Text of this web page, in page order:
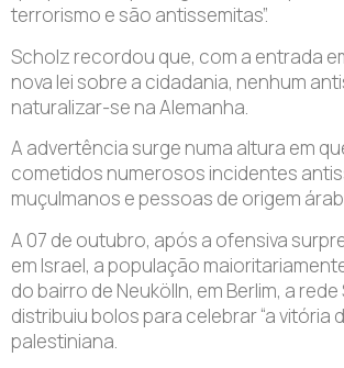
terrorismo e são antissemitas”.
Scholz recordou que, com a entrada
nova lei sobre a cidadania, nenhum
naturalizar-se na Alemanha.
A advertência surge numa altura em
cometidos numerosos incidentes
muçulmanos e pessoas de origem
A 07 de outubro, após a ofensiva
em Israel, a população
do bairro de Neukölln, em Berlim, a
distribuiu bolos para celebrar “a vitória
palestiniana.